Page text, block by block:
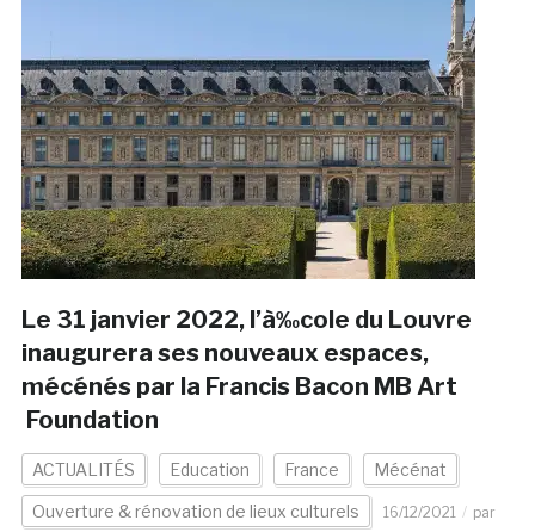
Le 31 janvier 2022, l’à‰cole du Louvre
inaugurera ses nouveaux espaces,
mécénés par la Francis Bacon MB Art
Foundation
ACTUALITÉS Education France Mécénat
Ouverture & rénovation de lieux culturels 16/12/2021
par